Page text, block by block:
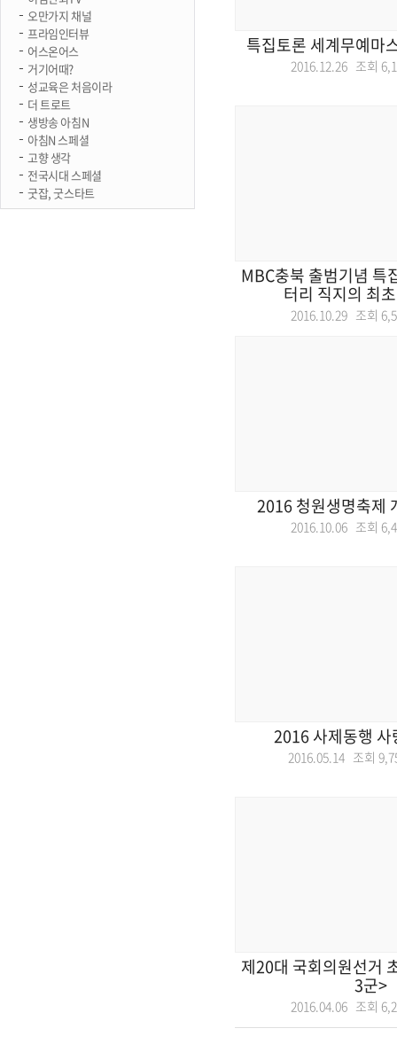
오만가지 채널
프라임인터뷰
어스온어스
거기어때?
성교육은 처음이라
더 트로트
생방송 아침N
아침N 스페셜
고향 생각
전국시대 스페셜
굿잡, 굿스타트
특집토론 세계무예마
2016.12.26 조회
MBC충북 출범기념 특
터리 직지의 최
2016.10.29 조회
2016 청원생명축제
2016.10.06 조회
2016 사제동행
2016.05.14 조회
제20대 국회의원선거
3군>
2016.04.06 조회